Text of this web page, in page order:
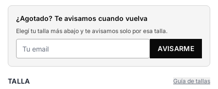
¿Agotado? Te avisamos cuando vuelva
Elegí tu talla más abajo y te avisamos solo por esa talla.
AVISARME
TALLA Guía de tallas